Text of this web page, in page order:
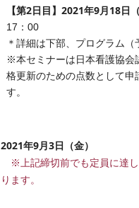
【第2日目】2021年9月18日（
17：00
＊詳細は下部、プログラム（
※本セミナーは日本看護協会
格更新のための点数として申
す。
2021年9月3日（金）
※上記締切前でも定員に達
ります。